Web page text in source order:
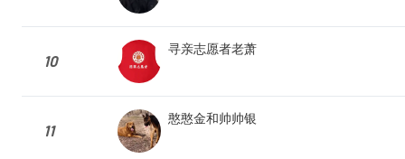
10
寻亲志愿者老萧
11
憨憨金和帅帅银